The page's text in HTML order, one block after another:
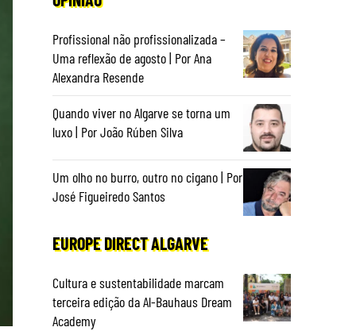
Profissional não profissionalizada –
Uma reflexão de agosto | Por Ana
Alexandra Resende
Quando viver no Algarve se torna um
luxo | Por João Rúben Silva
Um olho no burro, outro no cigano | Por
José Figueiredo Santos
EUROPE DIRECT ALGARVE
Cultura e sustentabilidade marcam
terceira edição da Al-Bauhaus Dream
Academy